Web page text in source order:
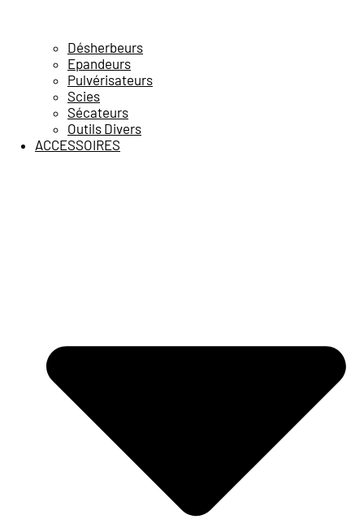
Désherbeurs
Epandeurs
Pulvérisateurs
Scies
Sécateurs
Outils Divers
ACCESSOIRES